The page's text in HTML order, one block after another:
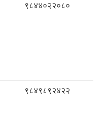
९८४४०२२०८०
९८४९८९२४२२